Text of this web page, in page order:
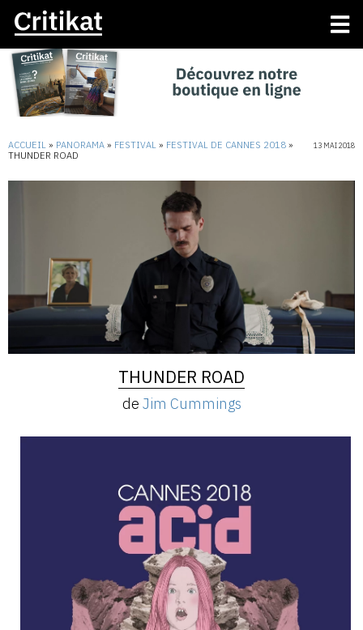
ACCUEIL » PANORAMA » FESTIVAL » FESTIVAL DE CANNES 2018 »
THUNDER ROAD
13 MAI 2018
THUNDER ROAD
de Jim Cummings